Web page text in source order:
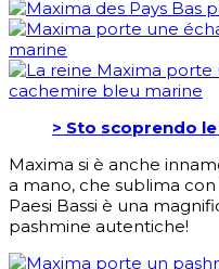
> Sto scoprendo
Maxima si è anche
a mano, che sublima
Paesi Bassi è una
pashmine autentiche!